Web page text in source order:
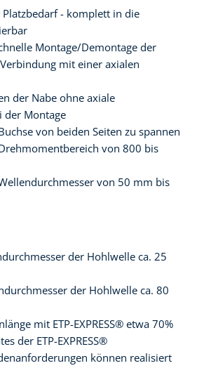
Platzbedarf - komplett in die
Montage/Demontage der
mit einer axialen
der Nabe ohne axiale
der Montage
von beiden Seiten zu spannen
von 800 bis
von 50 mm bis
der Hohlwelle ca. 25
der Hohlwelle ca. 80
mit ETP-EXPRESS® etwa 70%
der ETP-EXPRESS®
können realisiert